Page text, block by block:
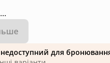
обладнані
будинок має терасу з
для